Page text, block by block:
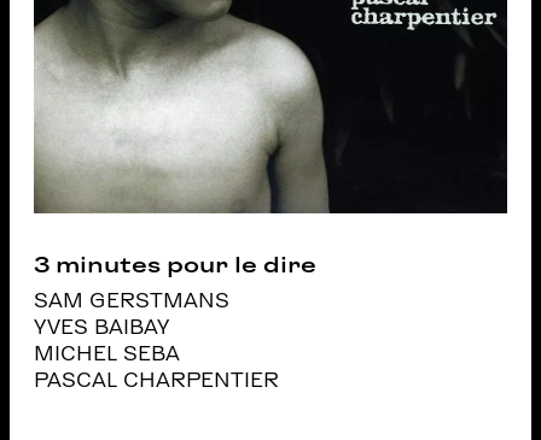
3 minutes pour le dire
SAM GERSTMANS
YVES BAIBAY
MICHEL SEBA
PASCAL CHARPENTIER